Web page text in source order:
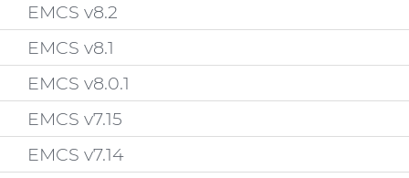
EMCS v8.2
EMCS v8.1
EMCS v8.0.1
EMCS v7.15
EMCS v7.14